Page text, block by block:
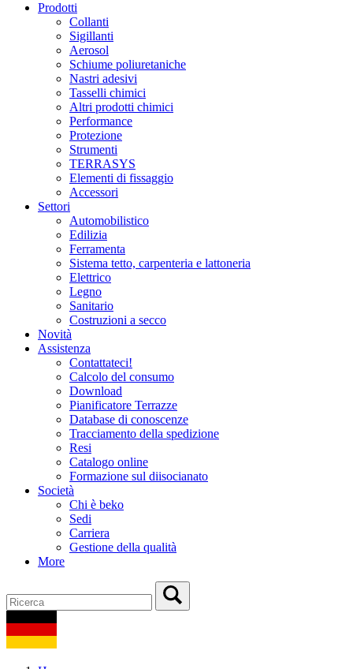
Prodotti
Collanti
Sigillanti
Aerosol
Schiume poliuretaniche
Nastri adesivi
Tasselli chimici
Altri prodotti chimici
Performance
Protezione
Strumenti
TERRASYS
Elementi di fissaggio
Accessori
Settori
Automobilistico
Edilizia
Ferramenta
Sistema tetto, carpenteria e lattoneria
Elettrico
Legno
Sanitario
Costruzioni a secco
Novità
Assistenza
Contattateci!
Calcolo del consumo
Download
Pianificatore Terrazze
Database di conoscenze
Tracciamento della spedizione
Resi
Catalogo online
Formazione sul diisocianato
Società
Chi è beko
Sedi
Carriera
Gestione della qualità
More